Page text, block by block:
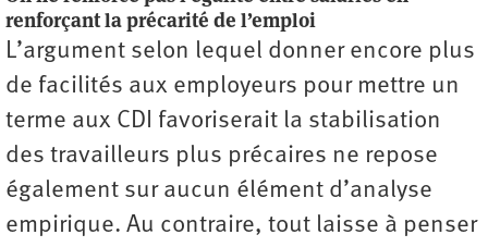
renforçant la précarité de l’emploi
L’argument selon lequel donner encore plus
de facilités aux employeurs pour mettre un
terme aux CDI favoriserait la stabilisation
des travailleurs plus précaires ne repose
également sur aucun élément d’analyse
empirique. Au contraire, tout laisse à penser